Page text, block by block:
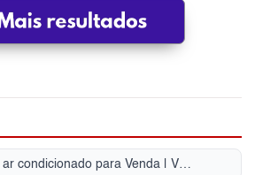
Apartamento com ar condicionado para Venda | Vila Isolina Mazzei